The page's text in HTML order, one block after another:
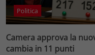
Politica
Camera approva la
cambia in 11 punti